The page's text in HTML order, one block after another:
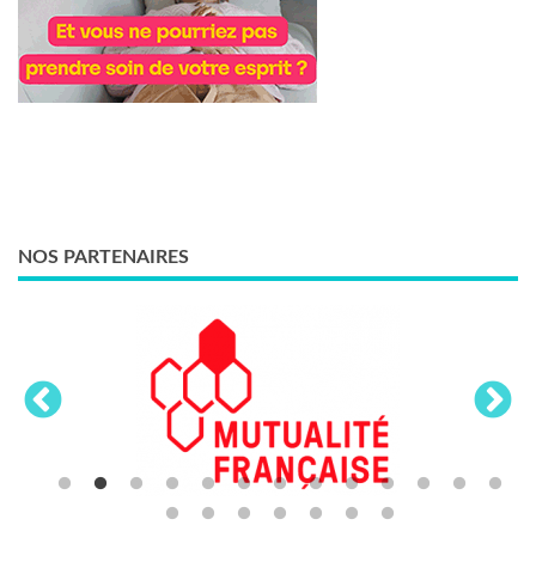
NOS PARTENAIRES